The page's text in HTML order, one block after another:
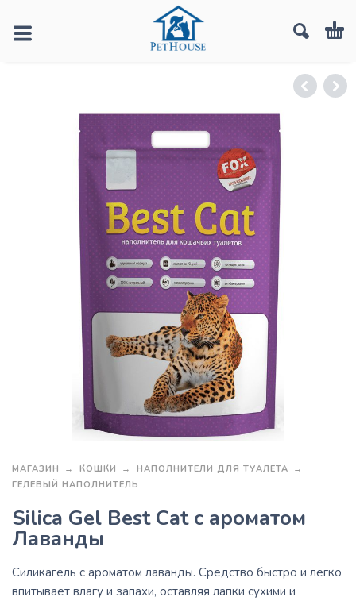
МАГАЗИН КОШКИ
НАПОЛНИТЕЛИ ДЛЯ ТУАЛЕТА
ГЕЛЕВЫЙ НАПОЛНИТЕЛЬ
Silica Gel Best Cat с ароматом
Лаванды
Силикагель с ароматом лаванды. Средство быстро и легко
впитывает влагу и запахи, оставляя лапки сухими и